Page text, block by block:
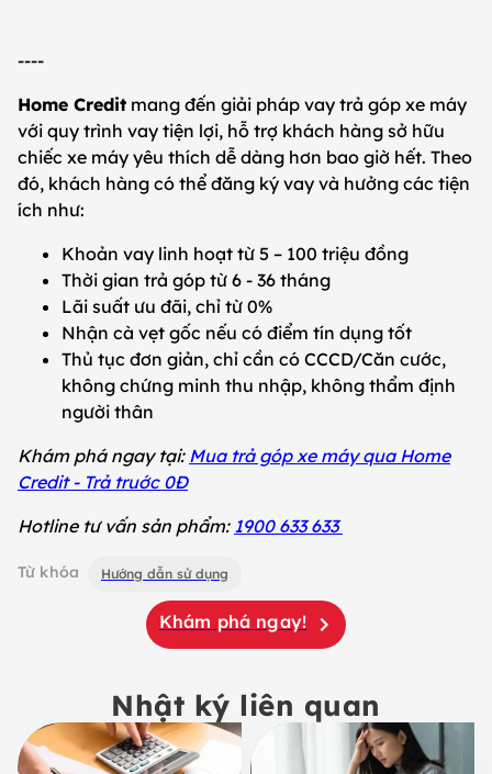
----
Home Credit mang đến giải pháp vay trả góp xe máy
với quy trình vay tiện lợi, hỗ trợ khách hàng sở hữu
chiếc xe máy yêu thích dễ dàng hơn bao giờ hết. Theo
đó, khách hàng có thể đăng ký vay và hưởng các tiện
ích như:
Khoản vay linh hoạt từ 5 – 100 triệu đồng
Thời gian trả góp từ 6 - 36 tháng
Lãi suất ưu đãi, chỉ từ 0%
Nhận cà vẹt gốc nếu có điểm tín dụng tốt
Thủ tục đơn giản, chỉ cần có CCCD/Căn cước,
không chứng minh thu nhập, không thẩm định
người thân
Khám phá ngay tại: Mua trả góp xe máy qua Home
Credit - Trả truớc 0Đ
Hotline tư vấn sản phẩm: 1900 633 633
Từ khóa Hướng dẫn sử dụng
Khám phá ngay!
Nhật ký liên quan